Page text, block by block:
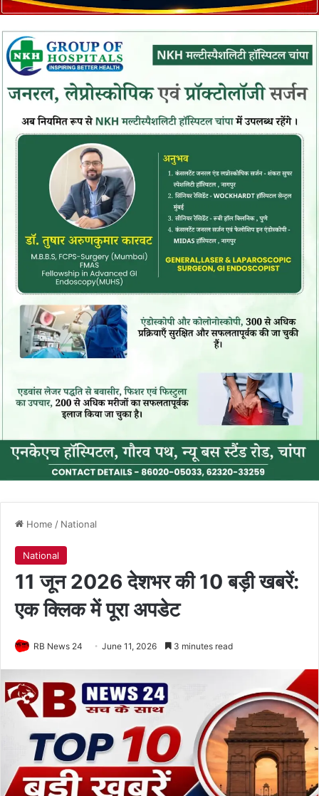
Home / National
National
11 जून 2026 देशभर की 10 बड़ी खबरें:
एक क्लिक में पूरा अपडेट
RB News 24 June 11, 2026 3 minutes read